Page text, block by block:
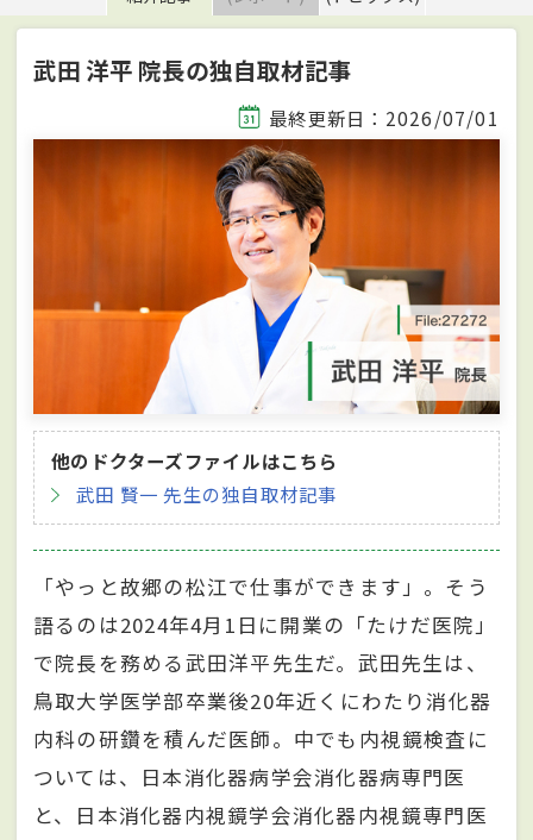
武田 洋平 院長の独自取材記事
最終更新日：2026/07/01
他のドクターズファイルはこちら
武田 賢一 先生の独自取材記事
「やっと故郷の松江で仕事ができます」。そう
語るのは2024年4月1日に開業の「たけだ医院」
で院長を務める武田洋平先生だ。武田先生は、
鳥取大学医学部卒業後20年近くにわたり消化器
内科の研鑽を積んだ医師。中でも内視鏡検査に
ついては、日本消化器病学会消化器病専門医
と、日本消化器内視鏡学会消化器内視鏡専門医